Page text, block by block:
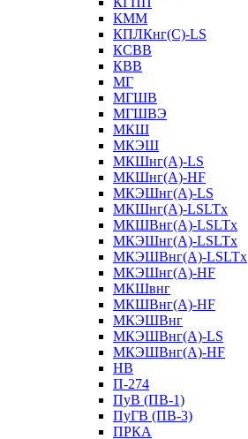
КММ
КПЛКнг(C)-LS
КСВВ
КВВ
МГ
МГШВ
МГШВЭ
МКШ
МКЭШ
МКШнг(А)-LS
МКШнг(А)-HF
МКЭШнг(А)-LS
МКШнг(А)-LSLTx
МКШВнг(A)-LSLTx
МКЭШнг(А)-LSLTx
МКЭШВнг(A)-LSLTx
МКЭШнг(А)-HF
МКШвнг
МКШВнг(А)-HF
МКЭШВнг
МКЭШВнг(А)-LS
МКЭШВнг(А)-HF
НВ
П-274
ПуВ (ПВ-1)
ПуГВ (ПВ-3)
ПРКА